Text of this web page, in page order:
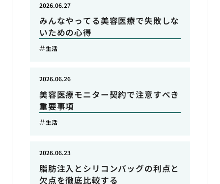
みんなやってる美容医療で失敗しな
いための心得
2026.06.27
生活
美容医療モニター契約で注意すべき
重要事項
2026.06.26
生活
脂肪注入とシリコンバッグの利点と
欠点を徹底比較する
2026.06.23